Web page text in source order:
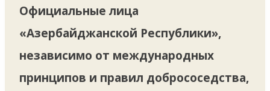
Официальные лица
«Азербайджанской Республики»,
независимо от международных
принципов и правил добрососедства,